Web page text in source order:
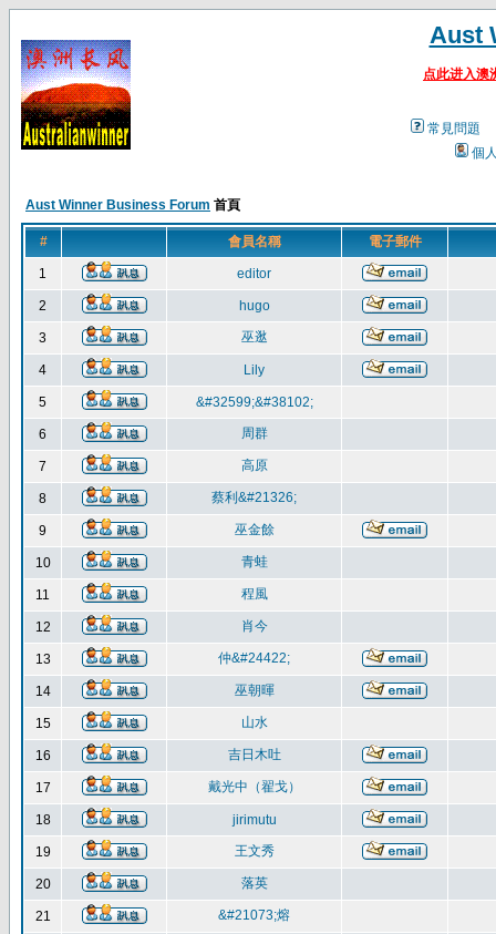
Aust
点此进入澳
常見問題
個
Aust Winner Business Forum 首頁
# 會員名稱 電子郵件
1 editor
2 hugo
3 巫逖
4 Lily
5 &#32599;&#38102;
6 周群
7 高原
8 蔡利&#21326;
9 巫金餘
10 青蛙
11 程風
12 肖今
13 仲&#24422;
14 巫朝暉
15 山水
16 吉日木吐
17 戴光中（翟戈）
18 jirimutu
19 王文秀
20 落英
21 &#21073;熔